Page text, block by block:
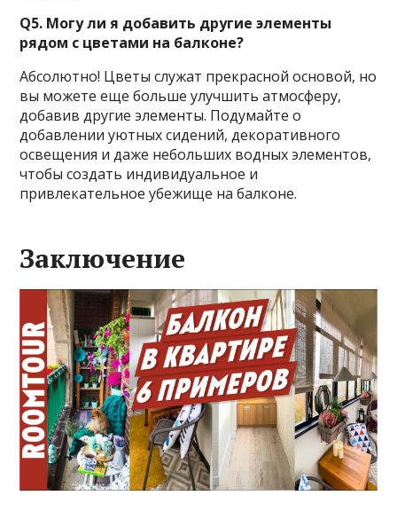
Q5. Могу ли я добавить другие элементы
рядом с цветами на балконе?
Абсолютно! Цветы служат прекрасной основой, но
вы можете еще больше улучшить атмосферу,
добавив другие элементы. Подумайте о
добавлении уютных сидений, декоративного
освещения и даже небольших водных элементов,
чтобы создать индивидуальное и
привлекательное убежище на балконе.
Заключение